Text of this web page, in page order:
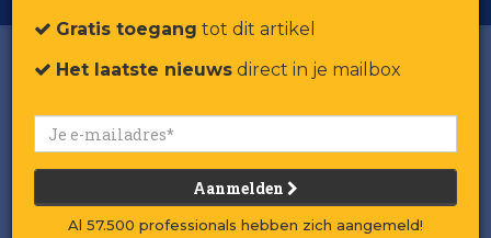
Gratis toegang tot dit artikel
Het laatste nieuws direct in je mailbox
Aanmelden
Al 57.500 professionals hebben zich aangemeld!